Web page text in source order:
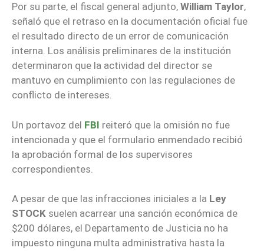
Por su parte, el fiscal general adjunto, William Taylor,
señaló que el retraso en la documentación oficial fue
el resultado directo de un error de comunicación
interna. Los análisis preliminares de la institución
determinaron que la actividad del director se
mantuvo en cumplimiento con las regulaciones de
conflicto de intereses.
Un portavoz del FBI reiteró que la omisión no fue
intencionada y que el formulario enmendado recibió
la aprobación formal de los supervisores
correspondientes.
A pesar de que las infracciones iniciales a la Ley
STOCK suelen acarrear una sanción económica de
$200 dólares, el Departamento de Justicia no ha
impuesto ninguna multa administrativa hasta la